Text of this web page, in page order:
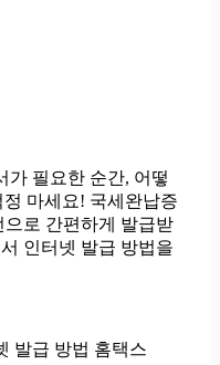
가 필요한 순간, 어떻
마세요! 국세완납증
로 간편하게 발급받
인터넷 발급 방법을